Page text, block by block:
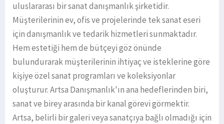
uluslararası bir sanat danışmanlık şirketidir.
Müşterilerinin ev, ofis ve projelerinde tek sanat eseri
için danışmanlık ve tedarik hizmetleri sunmaktadır.
Hem estetiği hem de bütçeyi göz önünde
bulundurarak müşterilerinin ihtiyaç ve isteklerine göre
kişiye özel sanat programları ve koleksiyonlar
oluşturur. Artsa Danışmanlık'ın ana hedeflerinden biri,
sanat ve birey arasında bir kanal görevi görmektir.
Artsa, belirli bir galeri veya sanatçıya bağlı olmadığı için